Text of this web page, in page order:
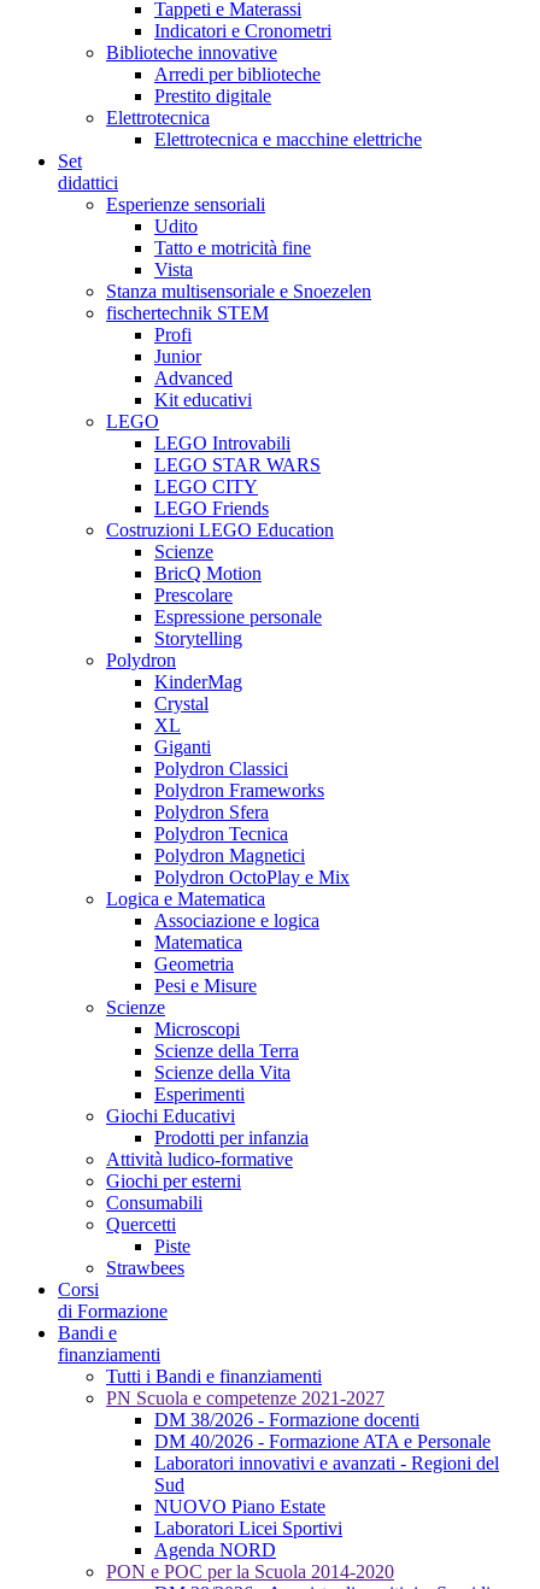
Tappeti e Materassi
Indicatori e Cronometri
Biblioteche innovative
Arredi per biblioteche
Prestito digitale
Elettrotecnica
Elettrotecnica e macchine elettriche
Set
didattici
Esperienze sensoriali
Udito
Tatto e motricità fine
Vista
Stanza multisensoriale e Snoezelen
fischertechnik STEM
Profi
Junior
Advanced
Kit educativi
LEGO
LEGO Introvabili
LEGO STAR WARS
LEGO CITY
LEGO Friends
Costruzioni LEGO Education
Scienze
BricQ Motion
Prescolare
Espressione personale
Storytelling
Polydron
KinderMag
Crystal
XL
Giganti
Polydron Classici
Polydron Frameworks
Polydron Sfera
Polydron Tecnica
Polydron Magnetici
Polydron OctoPlay e Mix
Logica e Matematica
Associazione e logica
Matematica
Geometria
Pesi e Misure
Scienze
Microscopi
Scienze della Terra
Scienze della Vita
Esperimenti
Giochi Educativi
Prodotti per infanzia
Attività ludico-formative
Giochi per esterni
Consumabili
Quercetti
Piste
Strawbees
Corsi
di Formazione
Bandi e
finanziamenti
Tutti i Bandi e finanziamenti
PN Scuola e competenze 2021-2027
DM 38/2026 - Formazione docenti
DM 40/2026 - Formazione ATA e Personale
Laboratori innovativi e avanzati - Regioni del
Sud
NUOVO Piano Estate
Laboratori Licei Sportivi
Agenda NORD
PON e POC per la Scuola 2014-2020